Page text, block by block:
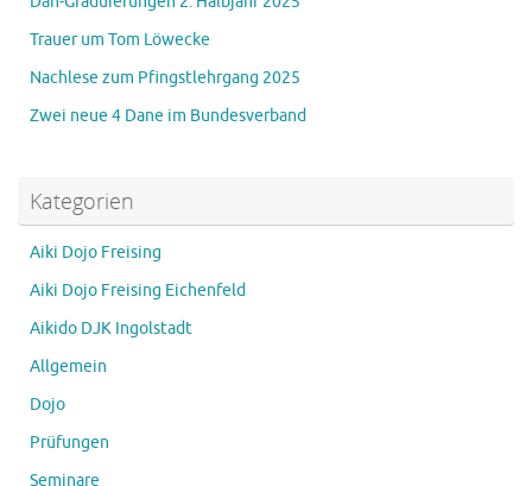
Trauer um Tom Löwecke
Nachlese zum Pfingstlehrgang 2025
Zwei neue 4 Dane im Bundesverband
Kategorien
Aiki Dojo Freising
Aiki Dojo Freising Eichenfeld
Aikido DJK Ingolstadt
Allgemein
Dojo
Prüfungen
Seminare